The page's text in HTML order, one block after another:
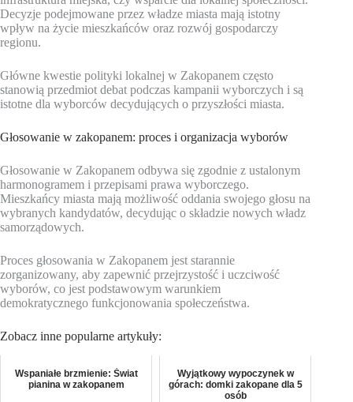
Decyzje podejmowane przez władze miasta mają istotny
wpływ na życie mieszkańców oraz rozwój gospodarczy
regionu.
Główne kwestie polityki lokalnej w Zakopanem często
stanowią przedmiot debat podczas kampanii wyborczych i są
istotne dla wyborców decydujących o przyszłości miasta.
Głosowanie w zakopanem: proces i organizacja wyborów
Głosowanie w Zakopanem odbywa się zgodnie z ustalonym
harmonogramem i przepisami prawa wyborczego.
Mieszkańcy miasta mają możliwość oddania swojego głosu na
wybranych kandydatów, decydując o składzie nowych władz
samorządowych.
Proces głosowania w Zakopanem jest starannie
zorganizowany, aby zapewnić przejrzystość i uczciwość
wyborów, co jest podstawowym warunkiem
demokratycznego funkcjonowania społeczeństwa.
Zobacz inne popularne artykuły:
Wspaniałe brzmienie: Świat
pianina w zakopanem
Wyjątkowy wypoczynek w
górach: domki zakopane dla 5
osób